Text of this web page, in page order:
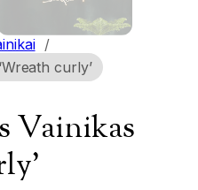
/
curly’
Vainikas